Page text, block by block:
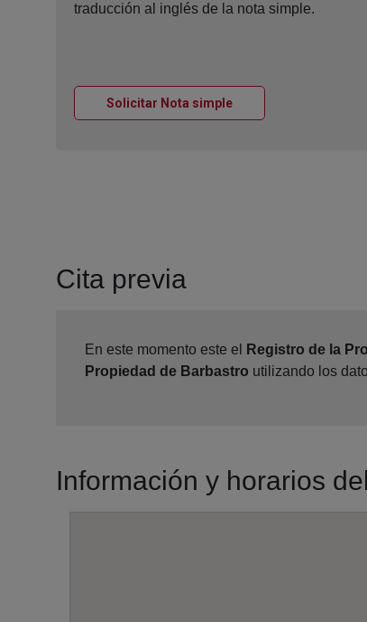
traducción al inglés de la nota simple.
Solicitar Nota simpleVentana nueva
Cita previa
En este momento este el Registro de la
Propiedad de Barbastro utilizando los
Información y horarios